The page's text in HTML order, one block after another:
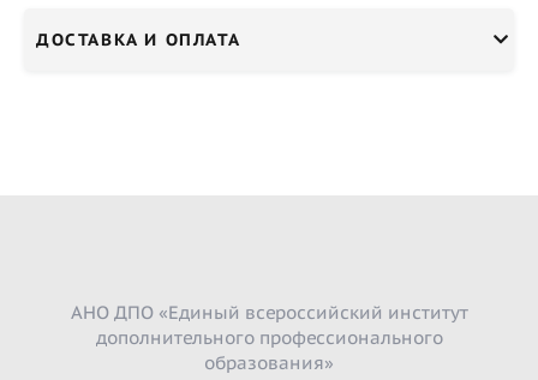
ДОСТАВКА И ОПЛАТА
АНО ДПО «Единый всероссийский институт
дополнительного профессионального
образования»